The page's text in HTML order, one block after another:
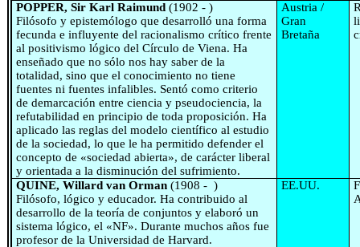
POPPER, Sir Karl Raimund(1902 - )
Filósofo y epistemólogo que desarrolló una forma
fecunda e influyente del racionalismo crítico frente
al positivismo lógico del Círculo de Viena. Ha
enseñado que no sólo nos hay saber de la
totalidad, sino que el conocimiento no tiene
fuentes ni fuentes infalibles. Sentó como criterio
de demarcación entre ciencia y pseudociencia, la
refutabilidad en principio de toda proposición. Ha
aplicado las reglas del modelo científico al estudio
de la sociedad, lo que le ha permitido defender el
concepto de «sociedad abierta», de carácter liberal
y orientada a la disminución del sufrimiento.
Austria /
Gran
Bretaña
QUINE, Willard van Orman (1908 - )
Filósofo, lógico y educador. Ha contribuido al
desarrollo de la teoría de con­juntos y elaboró un
sistema lógico, el «NF». Durante muchos años fue
profesor de la Universidad de Harvard.
EE.UU.